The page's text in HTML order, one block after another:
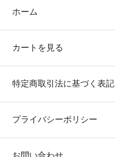
ホーム
カートを見る
特定商取引法に基づく表記
プライバシーポリシー
お問い合わせ